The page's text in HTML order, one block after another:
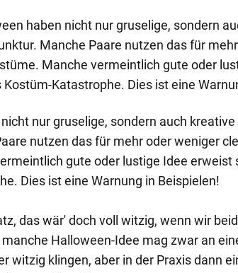
haben nicht nur gruselige, sondern
Manche Paare nutzen das für
Manche vermeintlich gute oder
Kostüm-Katastrophe. Dies ist eine
nur gruselige, sondern auch
nutzen das für mehr oder weniger
gute oder lustige Idee erweist
Dies ist eine Warnung in Beispielen!
das wär' doch voll witzig, wenn wir
Halloween-Idee mag zwar an
witzig klingen, aber in der Praxis dann